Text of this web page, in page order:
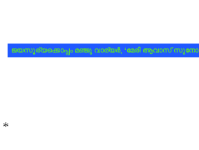
ജയസൂര്യക്കൊപ്പം മഞ്ജു വാര്യര്‍, ‘മേരി ആവാസ് സുനോ
*